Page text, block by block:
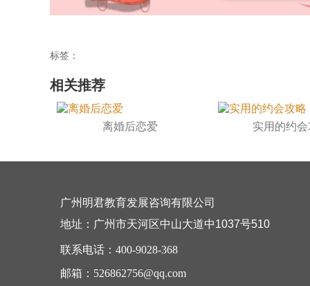
标签：
相关推荐
离婚后恋爱 实用的约
广州明君教育发展咨询有限公司
地址：广州市天河区中山大道中1037号510